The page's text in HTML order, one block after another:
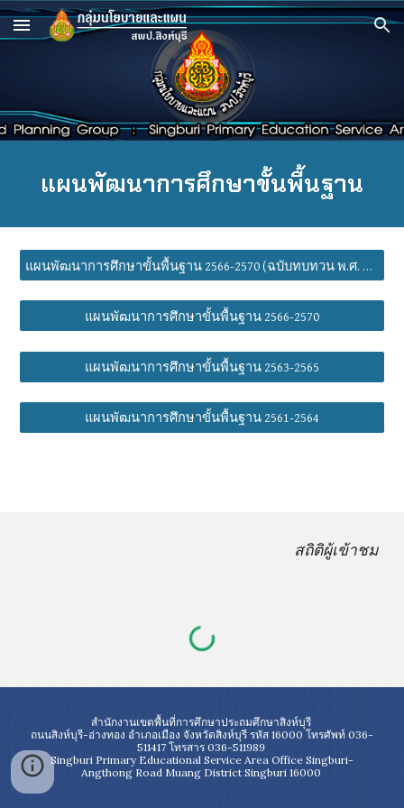
Skip to main content Skip to navigation
แผนพัฒนาการศึกษาขั้นพื้นฐาน
แผนพัฒนาการศึกษาขั้นพื้นฐาน 2566-2570 (ฉบับทบทวน พ.ศ. 2568)
แผนพัฒนาการศึกษาขั้นพื้นฐาน 2566-2570
แผนพัฒนาการศึกษาขั้นพื้นฐาน 2563-2565
แผนพัฒนาการศึกษาขั้นพื้นฐาน 2561-2564
สถิติผู้เข้าชม
สำนักงานเขตพื้นที่การศึกษาประถมศึกษาสิงห์บุรี
ถนนสิงห์บุรี-อ่างทอง อำเภอเมือง จังหวัดสิงห์บุรี รหัส 16000 โทรศัพท์ 036-
511417 โทรสาร 036-511989
Singburi Primary Educational Service Area Office Singburi-
Angthong Road Muang District Singburi 16000